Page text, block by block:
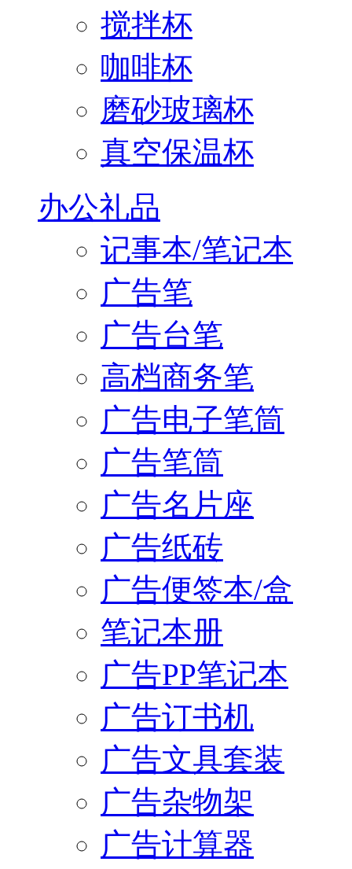
搅拌杯
咖啡杯
磨砂玻璃杯
真空保温杯
办公礼品
记事本/笔记本
广告笔
广告台笔
高档商务笔
广告电子笔筒
广告笔筒
广告名片座
广告纸砖
广告便签本/盒
笔记本册
广告PP笔记本
广告订书机
广告文具套装
广告杂物架
广告计算器